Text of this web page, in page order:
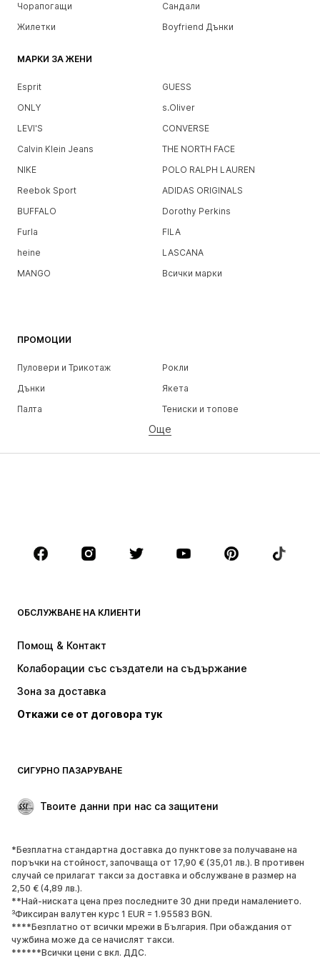
Чорапогащи
Сандали
Жилетки
Boyfriend Дънки
МАРКИ ЗА ЖЕНИ
Esprit
GUESS
ONLY
s.Oliver
LEVI'S
CONVERSE
Calvin Klein Jeans
THE NORTH FACE
NIKE
POLO RALPH LAUREN
Reebok Sport
ADIDAS ORIGINALS
BUFFALO
Dorothy Perkins
Furla
FILA
heine
LASCANA
MANGO
Всички марки
ПРОМОЦИИ
Пуловери и Трикотаж
Рокли
Дънки
Якета
Палта
Тениски и топове
Бельо
Поли
Блузи и туники
Аксесоари
Premium
НОВО
Пуловери и Трикотаж
Бельо
Палта
Поли
Специални Поводи
ОБУВКИ
НОВО
Популярно
Маратонки
Боти
Обувки с висок ток
Ботуши
Сандали
Ниски обувки
Още
ОБСЛУЖВАНЕ НА КЛИЕНТИ
Помощ & Контакт
Колаборации със създатели на съдържание
Зона за доставка
Откажи се от договора тук
СИГУРНО ПАЗАРУВАНЕ
Твоите данни при нас са защитени
*Безплатна стандартна доставка до пунктове за получаване на
поръчки на стойност, започваща от 17,90 € (35,01 лв.). В противен
случай се прилагат такси за доставка и обслужване в размер на
2,50 € (4,89 лв.).
**Най-ниската цена през последните 30 дни преди намалението.
³Фиксиран валутен курс 1 EUR = 1.95583 BGN.
****Безплатно от всички мрежи в България. При обаждания от
чужбина може да се начислят такси.
******Всички цени с вкл. ДДС.